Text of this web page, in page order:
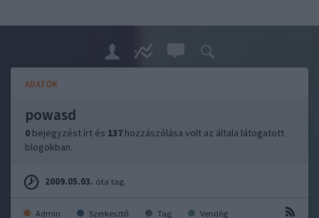
ADATOK
powasd
0 bejegyzést írt és 137 hozzászólása volt az általa látogatott
blogokban.
2009.05.03. óta tag.
Admin Szerkesztő Tag Vendég